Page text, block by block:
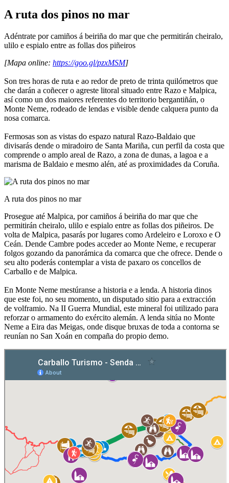
A ruta dos pinos no mar
Adéntrate por camiños á beiriña do mar que che permitirán cheiralo,
ulilo e espialo entre as follas dos piñeiros
[Mapa online: https://goo.gl/pzxMSM]
Son tres horas de ruta e ao redor de preto de trinta quilómetros que
che darán a coñecer o agreste litoral situado entre Razo e Malpica,
así como un dos maiores referentes do territorio bergantiñán, o
Monte Neme, rodeado de lendas e visible dende calquera punto da
nosa comarca.
Fermosas son as vistas do espazo natural Razo-Baldaio que
divisarás dende o miradoiro de Santa Mariña, cun perfil da costa que
comprende o amplo areal de Razo, a zona de dunas, a lagoa e a
marisma de Baldaio e mesmo alén, até as proximidades da Coruña.
A ruta dos pinos no mar
Prosegue até Malpica, por camiños á beiriña do mar que che
permitirán cheiralo, ulilo e espialo entre as follas dos piñeiros. De
volta de Malpica, pasarás por lugares como Ardeleiro e Loroxo e O
Ceán. Dende Cambre podes acceder ao Monte Neme, e recuperar
folgos gozando da panorámica da comarca que che ofrece. Dende o
seu alto poderás contemplar a vista de paxaro os concellos de
Carballo e de Malpica.
En Monte Neme mestúranse a historia e a lenda. A historia dinos
que este foi, no seu momento, un disputado sitio para a extracción
de volframio. Na II Guerra Mundial, este mineral foi utilizado para
reforzar o armamento do exército alemán. A lenda sitúa no Monte
Neme a Eira das Meigas, onde disque bruxas de toda a contorna se
reunían no San Xoán en compaña do propio demo.